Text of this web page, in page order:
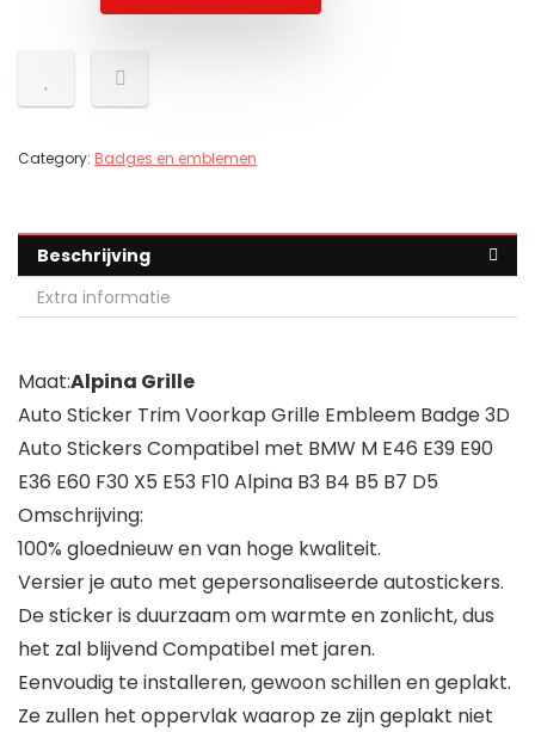
Category: Badges en emblemen
Beschrijving
Extra informatie
Maat:Alpina Grille
Auto Sticker Trim Voorkap Grille Embleem Badge 3D
Auto Stickers Compatibel met BMW M E46 E39 E90
E36 E60 F30 X5 E53 F10 Alpina B3 B4 B5 B7 D5
Omschrijving:
100% gloednieuw en van hoge kwaliteit.
Versier je auto met gepersonaliseerde autostickers.
De sticker is duurzaam om warmte en zonlicht, dus
het zal blijvend Compatibel met jaren.
Eenvoudig te installeren, gewoon schillen en geplakt.
Ze zullen het oppervlak waarop ze zijn geplakt niet